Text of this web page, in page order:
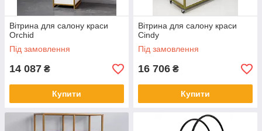
Вітрина для салону краси
Orchid
Під замовлення
14 087 ₴
Купити
Вітрина для салону краси
Сindy
Під замовлення
16 706 ₴
Купити